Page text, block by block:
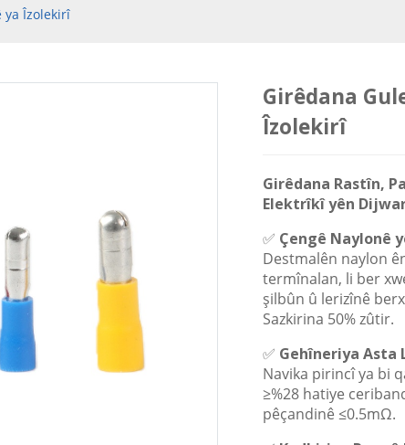
ya Îzolekirî
Girêdana
Îzolekirî
Girêdana Rastîn,
Elektrîkî yên
✅ Çengê Naylonê
Destmalên naylon
termînalan, li ber
şilbûn û lerizînê
Sazkirina 50% zûtir.
✅ Gehîneriya Asta
Navika pirincî ya bi
≥%28 hatiye
pêçandinê ≤0.5mΩ.